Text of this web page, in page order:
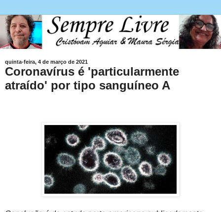
quinta-feira, 4 de março de 2021
Coronavírus é 'particularmente
atraído' por tipo sanguíneo A